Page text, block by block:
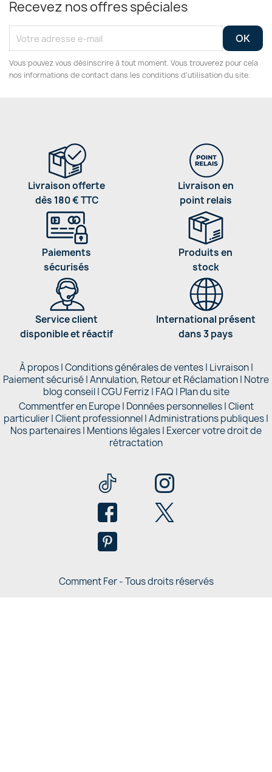
Recevez nos offres spéciales
Vous pouvez vous désinscrire à tout moment. Vous trouverez pour cela
nos informations de contact dans les conditions d'utilisation du site.
Livraison offerte
dès 180 € TTC
Livraison en
point relais
Paiements
sécurisés
Produits en
stock
Service client
disponible et réactif
International présent
dans 3 pays
À propos|Conditions générales de ventes| Livraison|
Paiement sécurisé|Annulation, Retour et Réclamation| Notre
blog conseil|CGU Ferriz | FAQ | Plan du site
Commentfer en Europe| Données personnelles|Client
particulier|Client professionnel|Administrations publiques|
Nos partenaires | Mentions légales| Exercer votre droit de
rétractation
Comment Fer - Tous droits réservés